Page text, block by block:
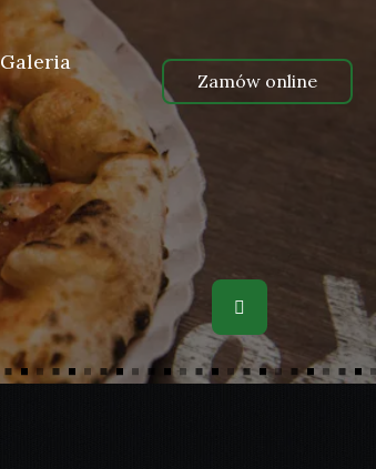
Galeria
Zamów online